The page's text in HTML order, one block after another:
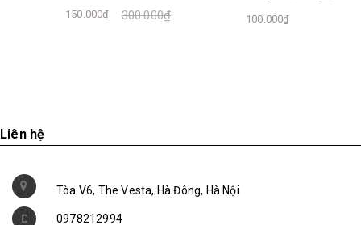
300.000₫
Liên hệ
Tòa V6, The Vesta, Hà Đông, Hà Nội
0978212994